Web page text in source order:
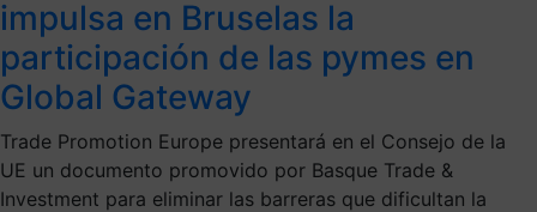
impulsa en Bruselas la
participación de las pymes en
Global Gateway
Trade Promotion Europe presentará en el Consejo de la
UE un documento promovido por Basque Trade &
Investment para eliminar las barreras que dificultan la